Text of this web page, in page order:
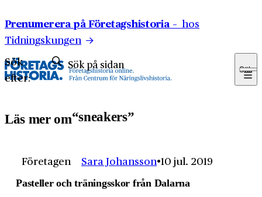
Prenumerera på Företagshistoria – hos
Tidningskungen
Sök
efter:
Sök
Läs mer om sneakers
Företagen Sara Johansson 10 jul. 2019
Pasteller och träningsskor från Dalarna